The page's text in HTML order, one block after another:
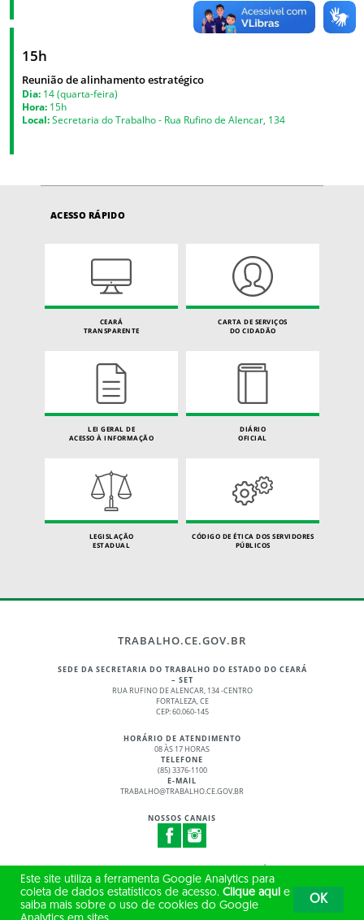
15h
Reunião de alinhamento estratégico
Dia: 14 (quarta-feira)
Hora: 15h
Local:Secretaria do Trabalho - Rua Rufino de Alencar, 134
ACESSO RÁPIDO
CEARÁ
TRANSPARENTE
CARTA DE SERVIÇOS
DO CIDADÃO
LEI GERAL DE
ACESSO À INFORMAÇÃO
DIÁRIO
OFICIAL
LEGISLAÇÃO
ESTADUAL
CÓDIGO DE ÉTICA DOS SERVIDORES
PÚBLICOS
TRABALHO.CE.GOV.BR
SEDE DA SECRETARIA DO TRABALHO DO ESTADO DO CEARÁ
– SET
RUA RUFINO DE ALENCAR, 134 -CENTRO
FORTALEZA, CE
CEP: 60.060-145
HORÁRIO DE ATENDIMENTO
08 ÀS 17 HORAS
TELEFONE
(85) 3376-1100
E-MAIL
TRABALHO@TRABALHO.CE.GOV.BR
NOSSOS CANAIS
© 2017 - 2026 – GOVERNO DO ESTADO DO CEARÁ
TODOS OS DIREITOS RESERVADOS
Este site utiliza a ferramenta Google Analytics para
coleta de dados estatísticos de acesso. Clique aqui e
saiba mais sobre o uso de cookies do Google
OK